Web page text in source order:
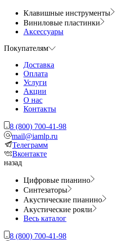
Клавишные инструменты
Виниловые пластинки
Аксессуары
Покупателям
Доставка
Оплата
Услуги
Акции
О нас
Контакты
8 (800) 700-41-98
mail@iamlp.ru
Телеграмм
Вконтакте
назад
Цифровые пианино
Синтезаторы
Акустические пианино
Акустические рояли
Весь каталог
8 (800) 700-41-98